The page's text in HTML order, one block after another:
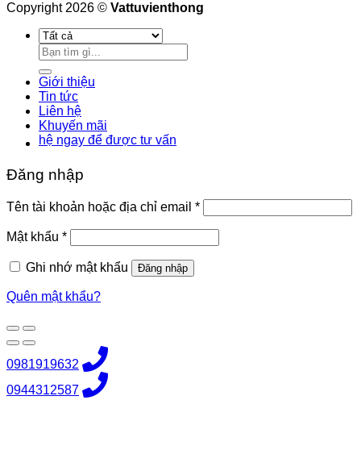
Copyright 2026 © Vattuvienthong
Tìm
kiếm:
Giới thiệu
Tin tức
Liên hệ
Khuyến mãi
ngay để được tư vấn
Đăng nhập
Tên tài khoản hoặc địa chỉ email *Bắt
buộc
Mật khẩu *Bắt
buộc
Ghi nhớ mật khẩu
Đăng nhập
Quên mật khẩu?
0981919632
0944312587